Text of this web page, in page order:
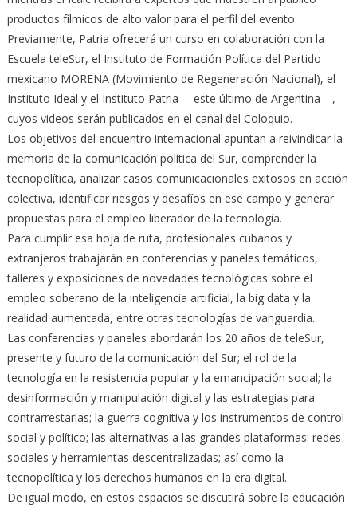
productos fílmicos de alto valor para el perfil del evento.
Previamente, Patria ofrecerá un curso en colaboración con la
Escuela teleSur, el Instituto de Formación Política del Partido
mexicano MORENA (Movimiento de Regeneración Nacional), el
Instituto Ideal y el Instituto Patria —este último de Argentina—,
cuyos videos serán publicados en el canal del Coloquio.
Los objetivos del encuentro internacional apuntan a reivindicar la
memoria de la comunicación política del Sur, comprender la
tecnopolítica, analizar casos comunicacionales exitosos en acción
colectiva, identificar riesgos y desafíos en ese campo y generar
propuestas para el empleo liberador de la tecnología.
Para cumplir esa hoja de ruta, profesionales cubanos y
extranjeros trabajarán en conferencias y paneles temáticos,
talleres y exposiciones de novedades tecnológicas sobre el
empleo soberano de la inteligencia artificial, la big data y la
realidad aumentada, entre otras tecnologías de vanguardia.
Las conferencias y paneles abordarán los 20 años de teleSur,
presente y futuro de la comunicación del Sur; el rol de la
tecnología en la resistencia popular y la emancipación social; la
desinformación y manipulación digital y las estrategias para
contrarrestarlas; la guerra cognitiva y los instrumentos de control
social y político; las alternativas a las grandes plataformas: redes
sociales y herramientas descentralizadas; así como la
tecnopolítica y los derechos humanos en la era digital.
De igual modo, en estos espacios se discutirá sobre la educación